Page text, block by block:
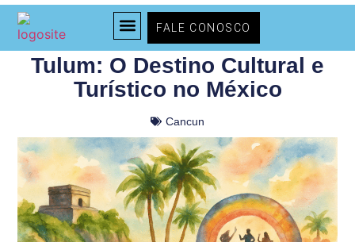
FALE CONOSCO
Tulum: O Destino Cultural e
Turístico no México
Cancun